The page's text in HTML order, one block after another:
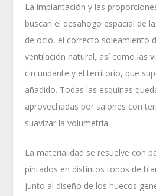
La implantación y las
buscan el desahogo espacial de
de ocio, el correcto soleamiento
ventilación natural, así como las
circundante y el territorio, que
añadido. Todas las esquinas
aprovechadas por salones con
suavizar la volumetría.
La materialidad se resuelve con
pintados en distintos tonos de
junto al diseño de los huecos